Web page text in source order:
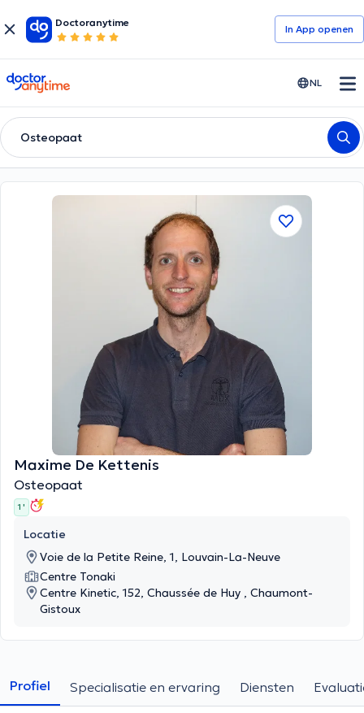
Doctoranytime
In App openen
doctoranytime NL
Osteopaat
Maxime De Kettenis
Osteopaat
1 '
Locatie
Voie de la Petite Reine, 1, Louvain-La-Neuve
Centre Tonaki
Centre Kinetic, 152, Chaussée de Huy , Chaumont-
Gistoux
Profiel Specialisatie en ervaring Diensten